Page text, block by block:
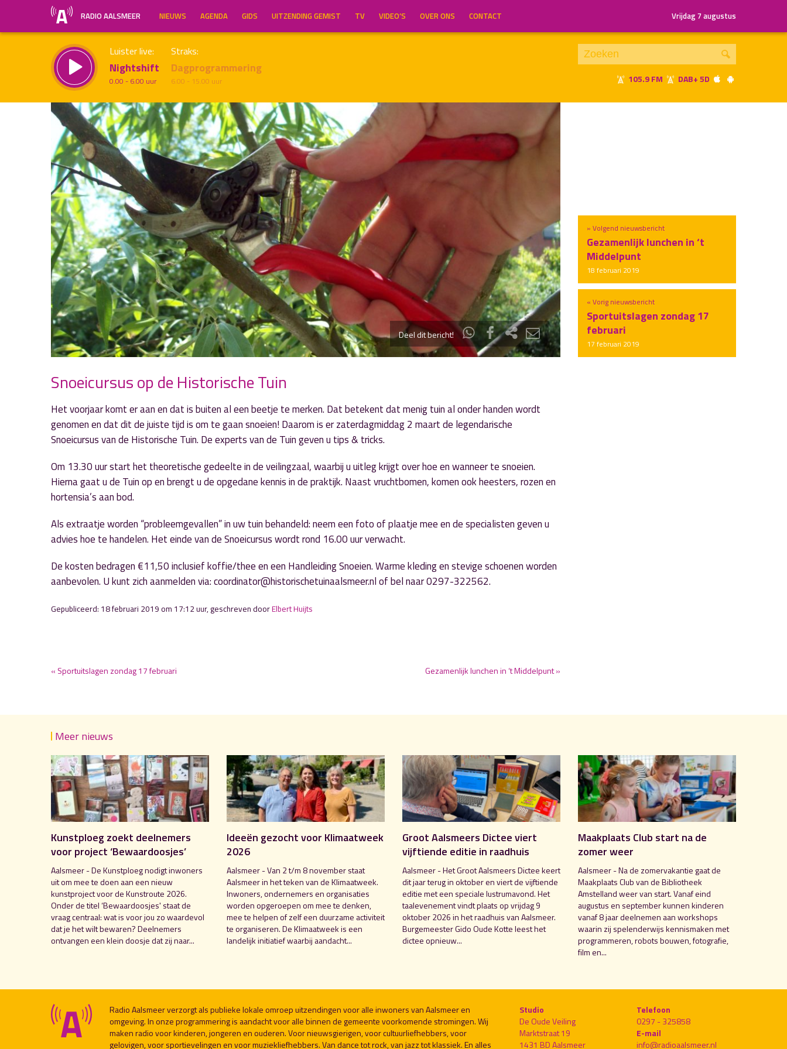
RADIO AALSMEER NIEUWS AGENDA GIDS UITZENDING GEMIST TV VIDEO’S OVER ONS CONTACT Vrijdag 7 augustus
Luister live:
Nightshift
0.00 - 6.00 uur
Straks:
Dagprogrammering
6.00 - 15.00 uur 105.9 FM DAB+ 5D
Inklappen
Deel dit bericht!
« Vorig nieuwsbericht
Sportuitslagen zondag 17
februari
17 februari 2019
» Volgend nieuwsbericht
Gezamenlijk lunchen in ‘t
Middelpunt
18 februari 2019
Snoeicursus op de Historische Tuin
Het voorjaar komt er aan en dat is buiten al een beetje te merken. Dat betekent dat menig tuin al onder handen wordt
genomen en dat dit de juiste tijd is om te gaan snoeien! Daarom is er zaterdagmiddag 2 maart de legendarische
Snoeicursus van de Historische Tuin. De experts van de Tuin geven u tips & tricks.
Om 13.30 uur start het theoretische gedeelte in de veilingzaal, waarbij u uitleg krijgt over hoe en wanneer te snoeien.
Hierna gaat u de Tuin op en brengt u de opgedane kennis in de praktijk. Naast vruchtbomen, komen ook heesters, rozen en
hortensia’s aan bod.
Als extraatje worden “probleemgevallen” in uw tuin behandeld: neem een foto of plaatje mee en de specialisten geven u
advies hoe te handelen. Het einde van de Snoeicursus wordt rond 16.00 uur verwacht.
De kosten bedragen €11,50 inclusief koffie/thee en een Handleiding Snoeien. Warme kleding en stevige schoenen worden
aanbevolen. U kunt zich aanmelden via: coordinator@historischetuinaalsmeer.nl of bel naar 0297-322562.
Gepubliceerd: 18 februari 2019 om 17:12 uur, geschreven doorElbert Huijts
« Sportuitslagen zondag 17 februari Gezamenlijk lunchen in ‘t Middelpunt »
Meer nieuws
Kunstploeg zoekt deelnemers
voor project ‘Bewaardoosjes’
Aalsmeer - De Kunstploeg nodigt inwoners
uit om mee te doen aan een nieuw
kunstproject voor de Kunstroute 2026.
Onder de titel ‘Bewaardoosjes' staat de
vraag centraal: wat is voor jou zo waardevol
dat je het wilt bewaren? Deelnemers
ontvangen een klein doosje dat zij naar...
Ideeën gezocht voor Klimaatweek
2026
Aalsmeer - Van 2 t/m 8 november staat
Aalsmeer in het teken van de Klimaatweek.
Inwoners, ondernemers en organisaties
worden opgeroepen om mee te denken,
mee te helpen of zelf een duurzame activiteit
te organiseren. De Klimaatweek is een
landelijk initiatief waarbij aandacht...
Groot Aalsmeers Dictee viert
vijftiende editie in raadhuis
Aalsmeer - Het Groot Aalsmeers Dictee keert
dit jaar terug in oktober en viert de vijftiende
editie met een speciale lustrumavond. Het
taalevenement vindt plaats op vrijdag 9
oktober 2026 in het raadhuis van Aalsmeer.
Burgemeester Gido Oude Kotte leest het
dictee opnieuw...
Maakplaats Club start na de
zomer weer
Aalsmeer - Na de zomervakantie gaat de
Maakplaats Club van de Bibliotheek
Amstelland weer van start. Vanaf eind
augustus en september kunnen kinderen
vanaf 8 jaar deelnemen aan workshops
waarin zij spelenderwijs kennismaken met
programmeren, robots bouwen, fotografie,
film en...
Radio Aalsmeer verzorgt als publieke lokale omroep uitzendingen voor alle inwoners van Aalsmeer en
omgeving. In onze programmering is aandacht voor alle binnen de gemeente voorkomende stromingen. Wij
maken radio voor kinderen, jongeren en ouderen. Voor nieuwsgierigen, voor cultuurliefhebbers, voor
gelovigen, voor sportievelingen en voor muziekliefhebbers. Van dance tot rock, van jazz tot klassiek. En alles
Studio
De Oude Veiling
Marktstraat 19
1431 BD Aalsmeer
Telefoon
0297 - 325858
E-mail
info@radioaalsmeer.nl